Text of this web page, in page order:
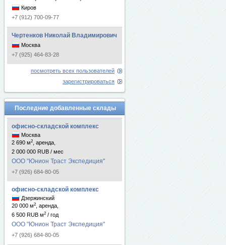
Киров
+7 (912) 700-09-77
Чертенков Николай Владимирович
Москва
+7 (925) 464-83-28
посмотреть всех пользователей
зарегистрироваться
Последние добавленные склады
офисно-складской комплекс
Москва
2 690 м2
, аренда,
2 000 000 RUB / мес
ООО "Юнион Траст Экспедиция"
+7 (926) 684-80-05
офисно-складской комплекс
Дзержинский
20 000 м2
, аренда,
6 500 RUB м2 / год
ООО "Юнион Траст Экспедиция"
+7 (926) 684-80-05